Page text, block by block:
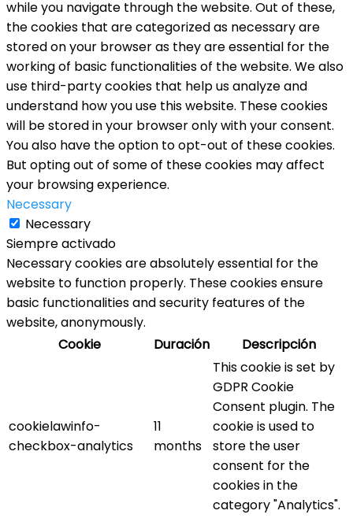
while you navigate through the website. Out of these,
the cookies that are categorized as necessary are
stored on your browser as they are essential for the
working of basic functionalities of the website. We also
use third-party cookies that help us analyze and
understand how you use this website. These cookies
will be stored in your browser only with your consent.
You also have the option to opt-out of these cookies.
But opting out of some of these cookies may affect
your browsing experience.
Necessary
Necessary
Siempre activado
Necessary cookies are absolutely essential for the
website to function properly. These cookies ensure
basic functionalities and security features of the
website, anonymously.
Cookie
Duración Descripción
cookielawinfo-
checkbox-analytics
11
months
This cookie is set by
GDPR Cookie
Consent plugin. The
cookie is used to
store the user
consent for the
cookies in the
category "Analytics".